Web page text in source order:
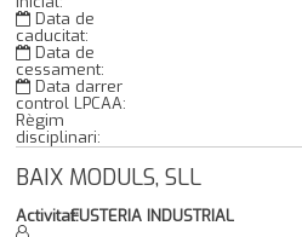
Data de
caducitat:
Data de
cessament:
Data darrer
control LPCAA:
Règim
disciplinari:
BAIX MODULS, SLL
Activitat:FUSTERIA INDUSTRIAL